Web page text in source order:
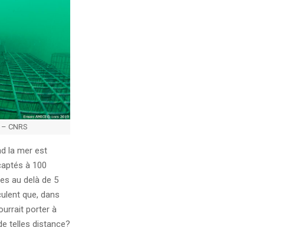
CNRS
la mer est
à 100
au delà de 5
que, dans
porter à
telles distance?